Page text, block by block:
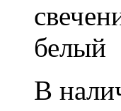
белый
В